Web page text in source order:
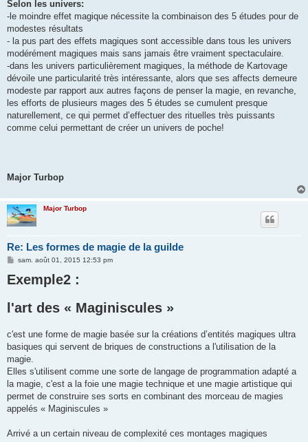
Selon les univers:
-le moindre effet magique nécessite la combinaison des 5 études pour de
modestes résultats
- la pus part des effets magiques sont accessible dans tous les univers
modérément magiques mais sans jamais être vraiment spectaculaire.
-dans les univers particulièrement magiques, la méthode de Kartovage
dévoile une particularité très intéressante, alors que ses affects demeure
modeste par rapport aux autres façons de penser la magie, en revanche,
les efforts de plusieurs mages des 5 études se cumulent presque
naturellement, ce qui permet d’effectuer des rituelles très puissants
comme celui permettant de créer un univers de poche!
Major Turbop
Major Turbop
Re: Les formes de magie de la guilde
M
s
s
e
sam. août 01, 2015 12:53 pm
Exemple2 :
l'art des « Maginiscules »
c'est une forme de magie basée sur la créations d’entités magiques ultra
basiques qui servent de briques de constructions a l'utilisation de la
magie.
Elles s'utilisent comme une sorte de langage de programmation adapté a
la magie, c'est a la foie une magie technique et une magie artistique qui
permet de construire ses sorts en combinant des morceau de magies
appelés « Maginiscules »
Arrivé a un certain niveau de complexité ces montages magiques